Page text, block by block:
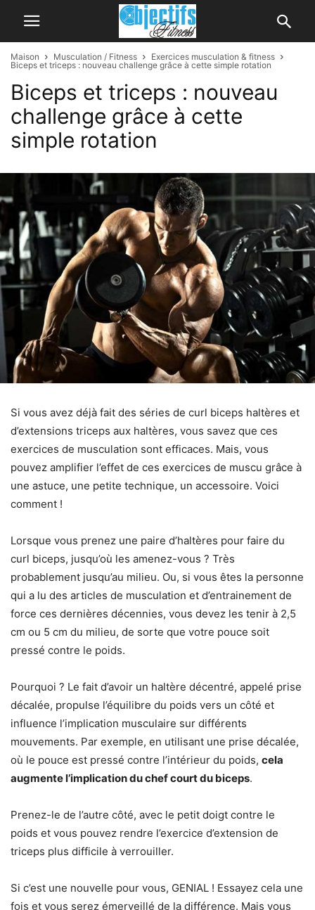
Maison Musculation / Fitness
Exercices musculation & fitness
Biceps et triceps : nouveau challenge grâce à cette simple rotation
Biceps et triceps : nouveau
challenge grâce à cette
simple rotation
Si vous avez déjà fait des séries de curl biceps haltères et
d’extensions triceps aux haltères, vous savez que ces
exercices de musculation sont efficaces. Mais, vous
pouvez amplifier l’effet de ces exercices de muscu grâce à
une astuce, une petite technique, un accessoire. Voici
comment !
Lorsque vous prenez une paire d’haltères pour faire du
curl biceps, jusqu’où les amenez-vous ? Très
probablement jusqu’au milieu. Ou, si vous êtes la personne
qui a lu des articles de musculation et d’entrainement de
force ces dernières décennies, vous devez les tenir à 2,5
cm ou 5 cm du milieu, de sorte que votre pouce soit
pressé contre le poids.
Pourquoi ? Le fait d’avoir un haltère décentré, appelé prise
décalée, propulse l’équilibre du poids vers un côté et
influence l’implication musculaire sur différents
mouvements. Par exemple, en utilisant une prise décalée,
où le pouce est pressé contre l’intérieur du poids, cela
augmente l’implication du chef court du biceps.
Prenez-le de l’autre côté, avec le petit doigt contre le
poids et vous pouvez rendre l’exercice d’extension de
triceps plus difficile à verrouiller.
Si c’est une nouvelle pour vous, GENIAL ! Essayez cela une
fois et vous serez émerveillé de la différence. Mais vous